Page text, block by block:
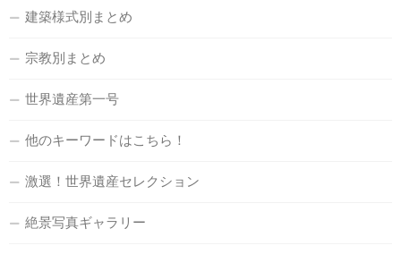
建築様式別まとめ
宗教別まとめ
世界遺産第一号
他のキーワードはこちら！
激選！世界遺産セレクション
絶景写真ギャラリー